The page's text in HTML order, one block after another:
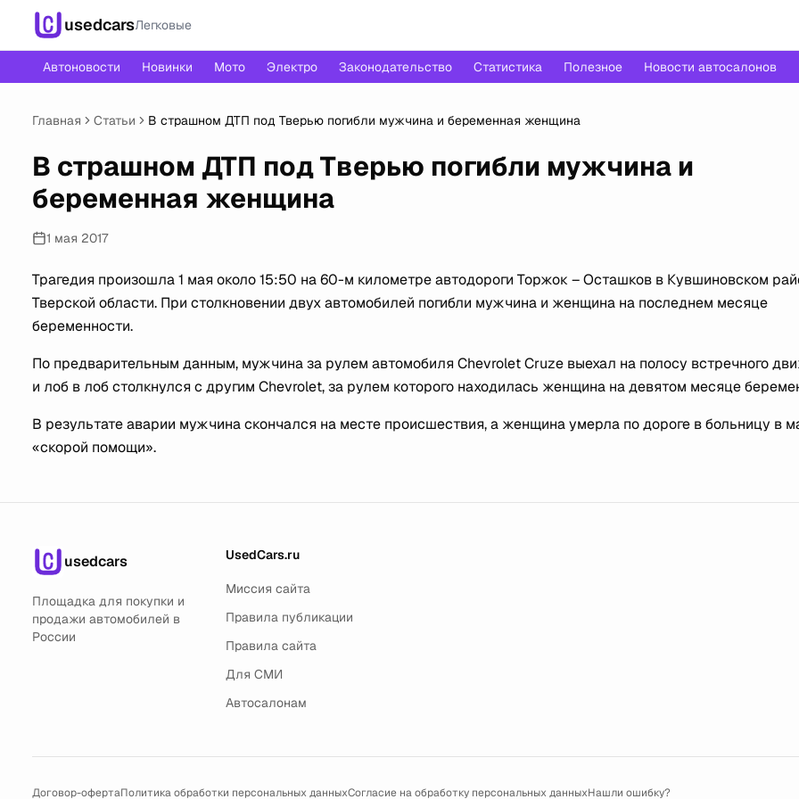
usedcarsЛегковые
Автоновости Новинки Мото Электро Законодательство Статистика Полезное Новости автосалонов
Главная Статьи В страшном ДТП под Тверью погибли мужчина и беременная женщина
В страшном ДТП под Тверью погибли мужчина и
беременная женщина
1 мая 2017
Трагедия произошла 1 мая около 15:50 на 60-м километре автодороги Торжок – Осташков в Кувшиновском
Тверской области. При столкновении двух автомобилей погибли мужчина и женщина на последнем месяце
беременности.
По предварительным данным, мужчина за рулем автомобиля Chevrolet Cruze выехал на полосу встречного
и лоб в лоб столкнулся с другим Chevrolet, за рулем которого находилась женщина на девятом месяце
В результате аварии мужчина скончался на месте происшествия, а женщина умерла по дороге в больницу в
«скорой помощи».
usedcars
Площадка для покупки и
продажи автомобилей в
России
UsedCars.ru
Миссия сайта
Правила публикации
Правила сайта
Для СМИ
Автосалонам
Договор-офертаПолитика обработки персональных данныхСогласие на обработку персональных данныхНашли ошибку?